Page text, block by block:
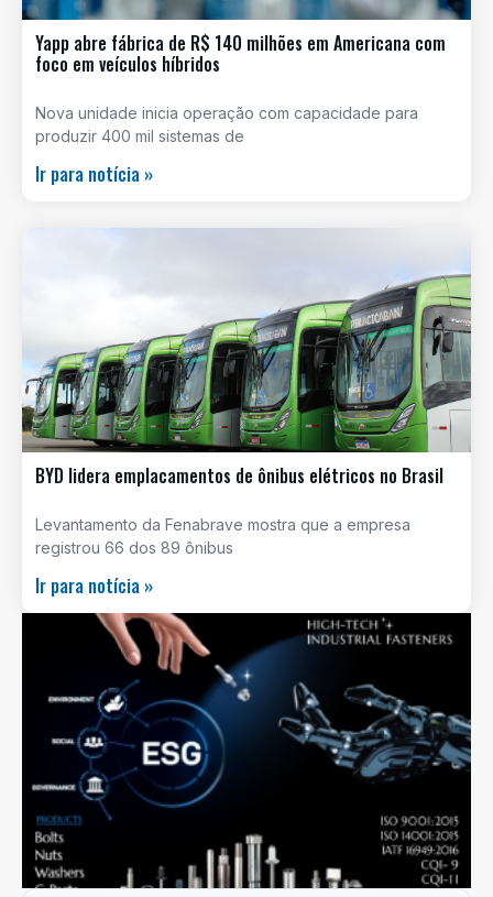
Yapp abre fábrica de R$ 140 milhões em Americana com
foco em veículos híbridos
Nova unidade inicia operação com capacidade para
produzir 400 mil sistemas de
Ir para notícia »
BYD lidera emplacamentos de ônibus elétricos no Brasil
Levantamento da Fenabrave mostra que a empresa
registrou 66 dos 89 ônibus
Ir para notícia »